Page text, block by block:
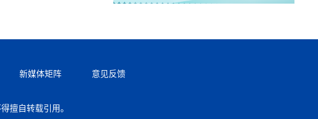
新媒体矩阵 意见反馈
擅自转载引用。